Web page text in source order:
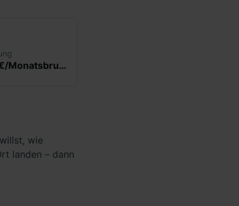
5100 €/Monatsbrutto
wie
landen – dann